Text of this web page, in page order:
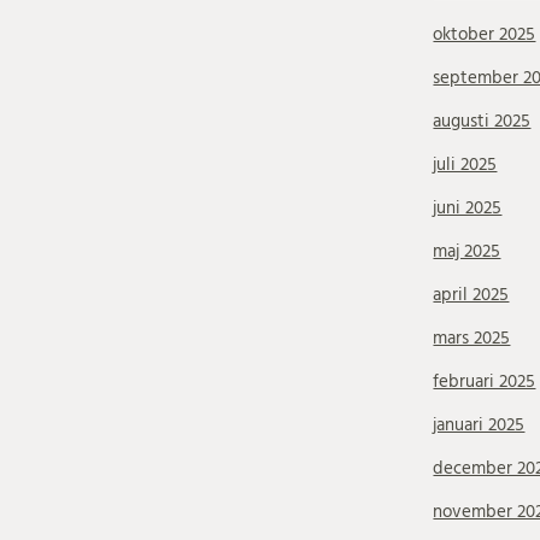
oktober 2025
september
augusti 2025
juli 2025
juni 2025
maj 2025
april 2025
mars 2025
februari 2025
januari 2025
december
november